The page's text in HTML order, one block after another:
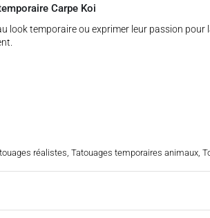
Carpe Koi
look temporaire ou exprimer leur passion pour
réalistes Tatouages temporaires animaux,